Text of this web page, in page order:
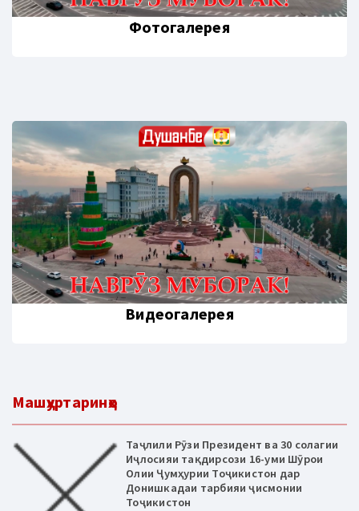
Фотогалерея
Видеогалерея
Машҳуртаринҳо
Таҷлили Рӯзи Президент ва 30 солагии
Иҷлосияи тақдирсози 16-уми Шӯрои
Олии Ҷумҳурии Тоҷикистон дар
Донишкадаи тарбияи ҷисмонии
Тоҷикистон